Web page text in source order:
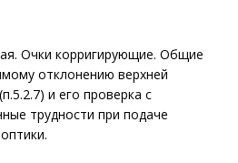
Очки корригирующие. Общие
отклонению верхней
и его проверка с
трудности при подаче